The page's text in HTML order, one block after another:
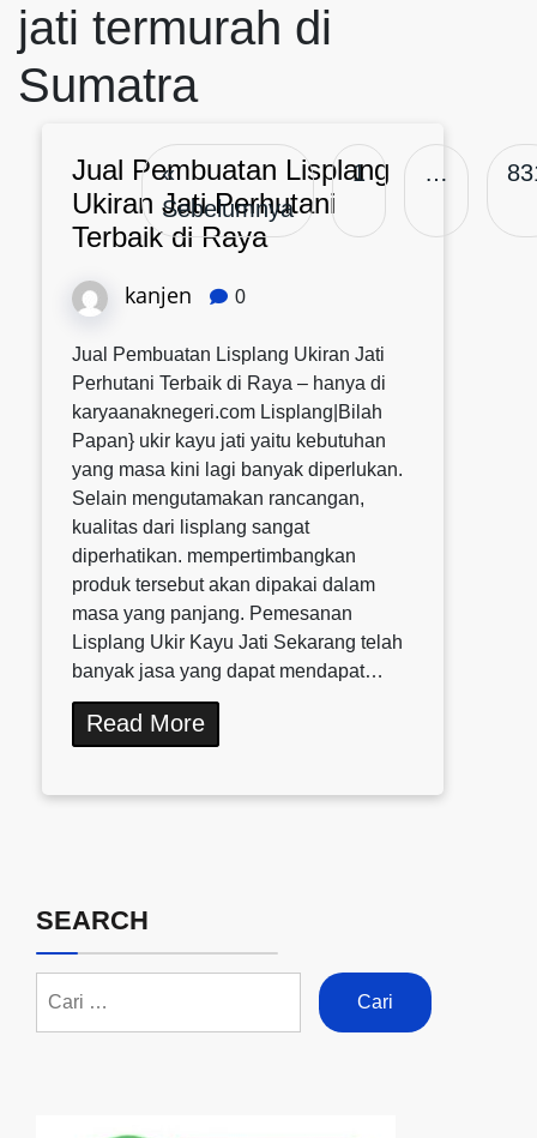
jati termurah di
Sumatra
Jual Pembuatan Lisplang
Ukiran Jati Perhutani
Terbaik di Raya
kanjen 0
Jual Pembuatan Lisplang Ukiran Jati
Perhutani Terbaik di Raya – hanya di
karyaanaknegeri.com Lisplang|Bilah
Papan} ukir kayu jati yaitu kebutuhan
yang masa kini lagi banyak diperlukan.
Selain mengutamakan rancangan,
kualitas dari lisplang sangat
diperhatikan. mempertimbangkan
produk tersebut akan dipakai dalam
masa yang panjang. Pemesanan
Lisplang Ukir Kayu Jati Sekarang telah
banyak jasa yang dapat mendapat…
Read More
«
Sebelumnya
1 …
SEARCH